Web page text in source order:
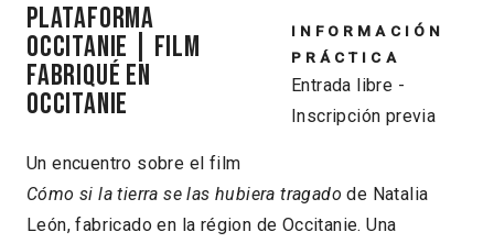
INFORMACIÓN
PRÁCTICA
Entrada libre -
Inscripción previa
PLATAFORMA
OCCITANIE | Film
Fabriqué en
Occitanie
Un encuentro sobre el film
Cómo si la tierra se las hubiera tragado de Natalia
León, fabricado en la région de Occitanie. Una